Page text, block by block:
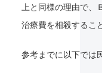
上と同様の理由で
治療費を相殺するこ
参考までに以下では